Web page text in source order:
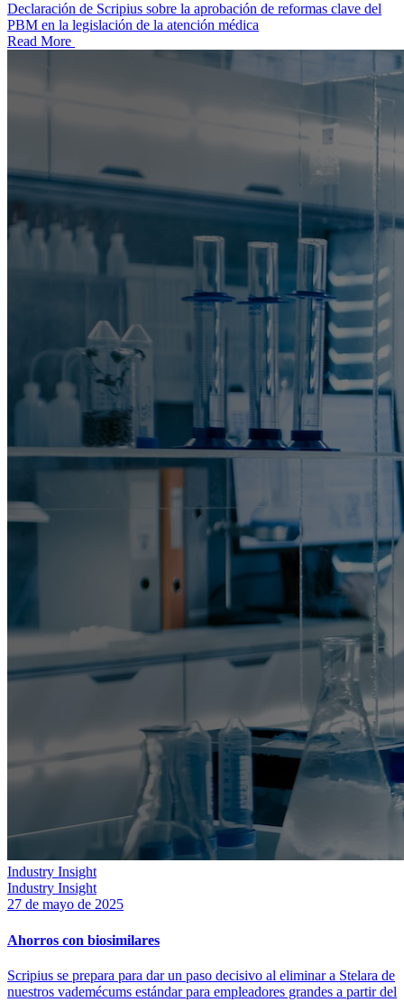
Declaración de Scripius sobre la aprobación de reformas clave del
PBM en la legislación de la atención médica
Read More
Industry Insight
Industry Insight
27 de mayo de 2025
Ahorros con biosimilares
Scripius se prepara para dar un paso decisivo al eliminar a Stelara de
nuestros vademécums estándar para empleadores grandes a partir del